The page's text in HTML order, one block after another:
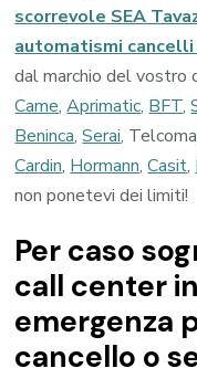
scorrevole SEA
automatismi cancelli
dal marchio del vostro
Came,Aprimatic, BFT,
Beninca,Serai,
Cardin, Hormann,Casit,
non ponetevi dei limiti!
Per caso
call center
emergenza
cancello o